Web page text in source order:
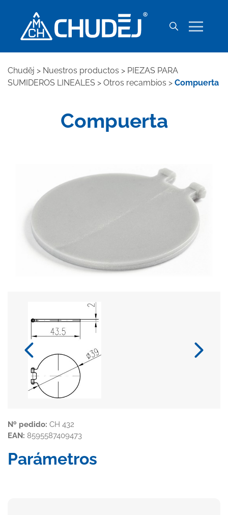
Chuděj > Nuestros productos > PIEZAS PARA
SUMIDEROS LINEALES > Otros recambios > Compuerta
Compuerta
Nº pedido: CH 432
EAN: 8595587409473
Parámetros